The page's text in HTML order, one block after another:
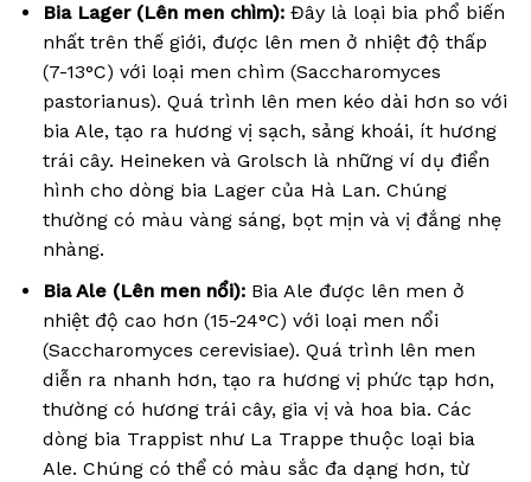
Bia Lager (Lên men chìm):Đây là loại bia phổ biến
nhất trên thế giới, được lên men ở nhiệt độ thấp
(7-13°C) với loại men chìm (Saccharomyces
pastorianus). Quá trình lên men kéo dài hơn so với
bia Ale, tạo ra hương vị sạch, sảng khoái, ít hương
trái cây. Heineken và Grolsch là những ví dụ điển
hình cho dòng bia Lager của Hà Lan. Chúng
thường có màu vàng sáng, bọt mịn và vị đắng nhẹ
nhàng.
Bia Ale (Lên men nổi):Bia Ale được lên men ở
nhiệt độ cao hơn (15-24°C) với loại men nổi
(Saccharomyces cerevisiae). Quá trình lên men
diễn ra nhanh hơn, tạo ra hương vị phức tạp hơn,
thường có hương trái cây, gia vị và hoa bia. Các
dòng bia Trappist như La Trappe thuộc loại bia
Ale. Chúng có thể có màu sắc đa dạng hơn, từ